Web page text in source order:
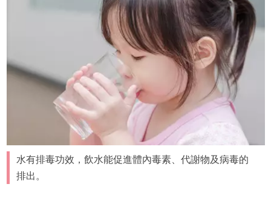
水有排毒功效，飲水能促進體內毒素、代謝物及病毒的
排出。